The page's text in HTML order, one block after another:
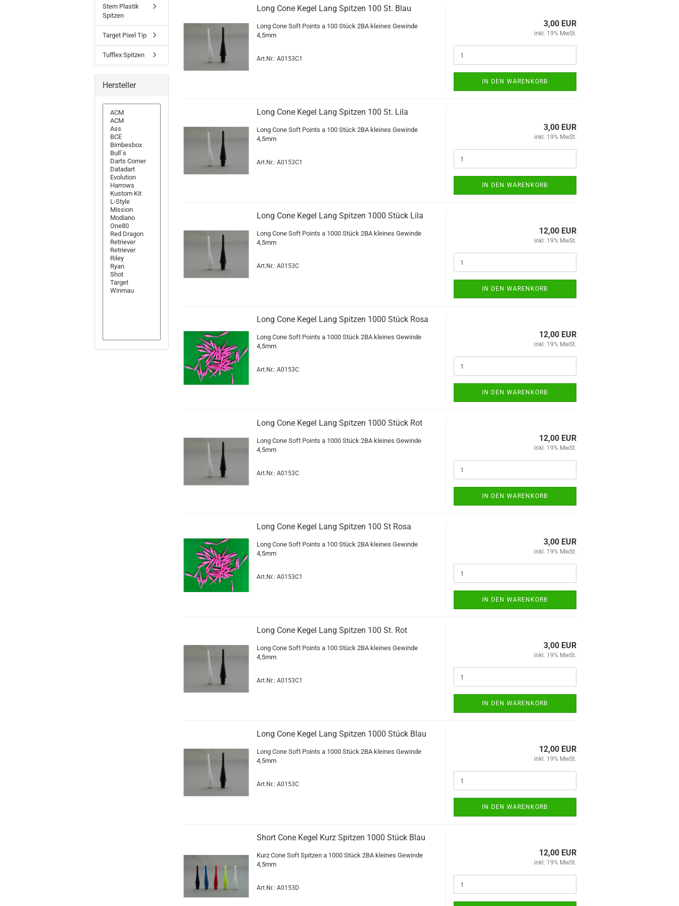
Long Cone Kegel Lang Spit­zen 100 St. Blau
Long Cone Soft Points a 100 Stück 2BA klei­nes Ge­win­de
4,5mm
Art.Nr.: A0153C1
3,00 EUR
inkl. 19% MwSt.
IN DEN WARENKORB
Long Cone Kegel Lang Spit­zen 100 St. Lila
Long Cone Soft Points a 100 Stück 2BA klei­nes Ge­win­de
4,5mm
Art.Nr.: A0153C1
3,00 EUR
inkl. 19% MwSt.
IN DEN WARENKORB
Long Cone Kegel Lang Spit­zen 1000 Stück Lila
Long Cone Soft Points a 1000 Stück 2BA klei­nes Ge­win­de
4,5mm
Art.Nr.: A0153C
12,00 EUR
inkl. 19% MwSt.
IN DEN WARENKORB
Long Cone Kegel Lang Spit­zen 1000 Stück Rosa
Long Cone Soft Points a 1000 Stück 2BA klei­nes Ge­win­de
4,5mm
Art.Nr.: A0153C
12,00 EUR
inkl. 19% MwSt.
IN DEN WARENKORB
Long Cone Kegel Lang Spit­zen 1000 Stück Rot
Long Cone Soft Points a 1000 Stück 2BA klei­nes Ge­win­de
4,5mm
Art.Nr.: A0153C
12,00 EUR
inkl. 19% MwSt.
IN DEN WARENKORB
Long Cone Kegel Lang Spit­zen 100 St Rosa
Long Cone Soft Points a 100 Stück 2BA klei­nes Ge­win­de
4,5mm
Art.Nr.: A0153C1
3,00 EUR
inkl. 19% MwSt.
IN DEN WARENKORB
Long Cone Kegel Lang Spit­zen 100 St. Rot
Long Cone Soft Points a 100 Stück 2BA klei­nes Ge­win­de
4,5mm
Art.Nr.: A0153C1
3,00 EUR
inkl. 19% MwSt.
IN DEN WARENKORB
Long Cone Kegel Lang Spit­zen 1000 Stück Blau
Long Cone Soft Points a 1000 Stück 2BA klei­nes Ge­win­de
4,5mm
Art.Nr.: A0153C
12,00 EUR
inkl. 19% MwSt.
IN DEN WARENKORB
Short Cone Kegel Kurz Spit­zen 1000 Stück Blau
Kurz Cone Soft Spit­zen a 1000 Stück 2BA klei­nes Ge­win­de
4,5mm
Art.Nr.: A0153D
12,00 EUR
inkl. 19% MwSt.
Stern Plastik
Spitzen
Target Pixel Tip
Tufflex Spitzen
Hersteller